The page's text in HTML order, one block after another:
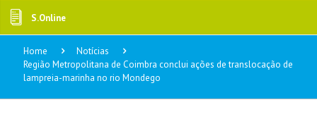
S.Online
Home
Notícias
Região Metropolitana de Coimbra conclui ações de translocação de
lampreia-marinha no rio Mondego